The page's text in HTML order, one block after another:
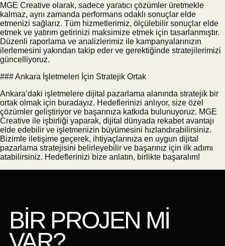
MGE Creative olarak, sadece yaratıcı çözümler üretmekle
kalmaz, aynı zamanda performans odaklı sonuçlar elde
etmenizi sağlarız. Tüm hizmetlerimiz, ölçülebilir sonuçlar elde
etmek ve yatırım getirinizi maksimize etmek için tasarlanmıştır.
Düzenli raporlama ve analizlerimiz ile kampanyalarınızın
ilerlemesini yakından takip eder ve gerektiğinde stratejilerimizi
güncelliyoruz.
### Ankara İşletmeleri İçin Stratejik Ortak
Ankara’daki işletmelere dijital pazarlama alanında stratejik bir
ortak olmak için buradayız. Hedeflerinizi anlıyor, size özel
çözümler geliştiriyor ve başarınıza katkıda bulunuyoruz. MGE
Creative ile işbirliği yaparak, dijital dünyada rekabet avantajı
elde edebilir ve işletmenizin büyümesini hızlandırabilirsiniz.
Bizimle iletişime geçerek, ihtiyaçlarınıza en uygun dijital
pazarlama stratejisini belirleyebilir ve başarınız için ilk adımı
atabilirsiniz. Hedeflerinizi bize anlatın, birlikte başaralım!
BİR PROJEN Mİ